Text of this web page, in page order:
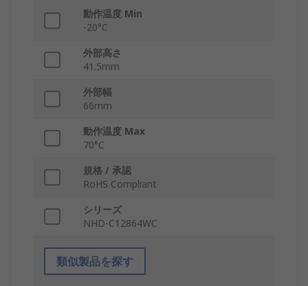
動作温度 Min
-20°C
外部高さ
41.5mm
外部幅
66mm
動作温度 Max
70°C
規格 / 承認
RoHS Compliant
シリーズ
NHD-C12864WC
類似製品を探す